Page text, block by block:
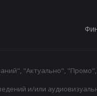
"Актуально", "Промо",
и/или